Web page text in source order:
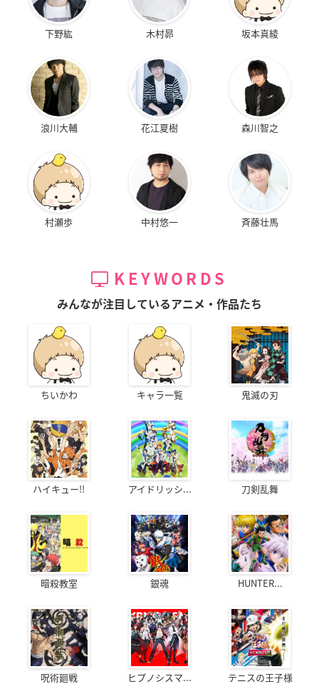
下野紘 木村昴 坂本真綾
浪川大輔 花江夏樹 森川智之
村瀬歩 中村悠一 斉藤壮馬
KEYWORDS
みんなが注目しているアニメ・作品たち
ちいかわ キャラ一覧 鬼滅の刃
ハイキュー!! アイドリッシ... 刀剣乱舞
暗殺教室 銀魂 HUNTER...
呪術廻戦 ヒプノシスマ... テニスの王子様